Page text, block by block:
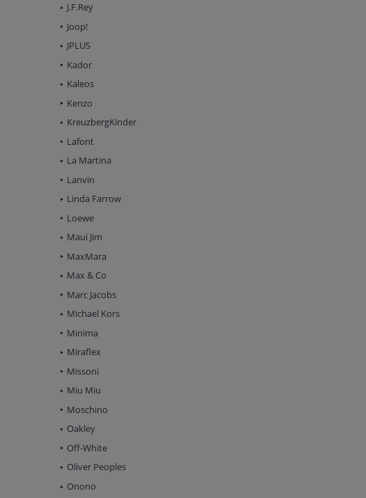
J.F.Rey
Joop!
JPLUS
Kador
Kaleos
Kenzo
KreuzbergKinder
Lafont
La Martina
Lanvin
Linda Farrow
Loewe
Maui Jim
MaxMara
Max & Co
Marc Jacobs
Michael Kors
Minima
Miraflex
Missoni
Miu Miu
Moschino
Oakley
Off-White
Oliver Peoples
Onono